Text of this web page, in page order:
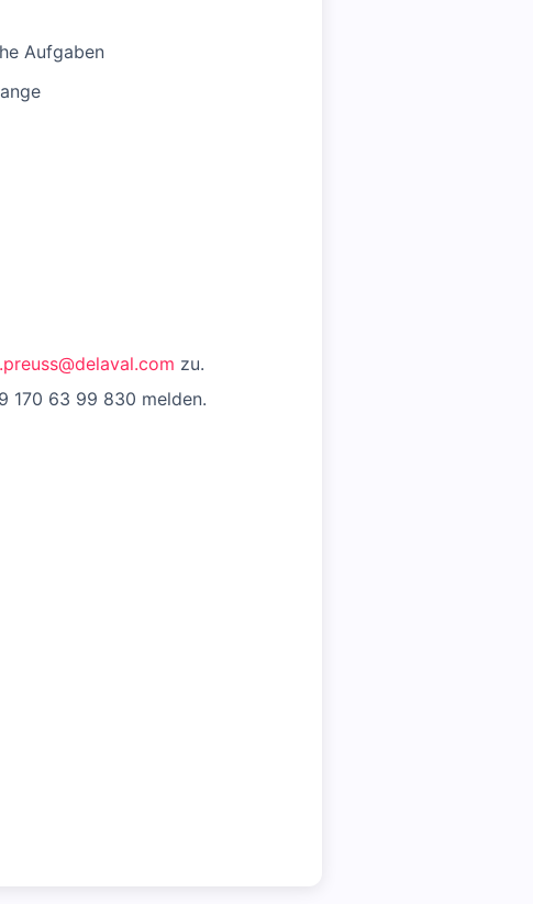
Aufgaben
zu.
170 63 99 830 melden.